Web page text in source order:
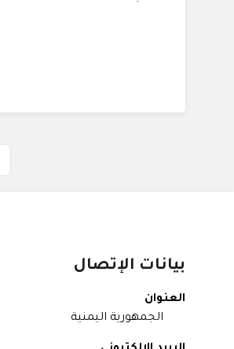
بيانات الإتصال
العنوان
الجمهورية اليمنية